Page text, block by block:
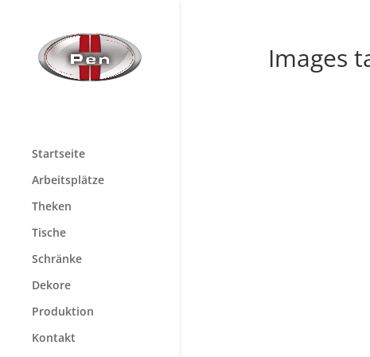
Startseite
Arbeitsplätze
Theken
Tische
Schränke
Dekore
Produktion
Kontakt
Images